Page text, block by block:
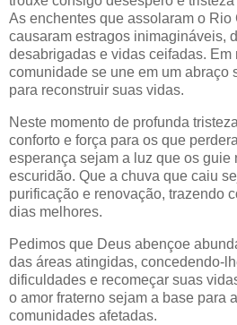
As enchentes que assolaram o Rio
causaram estragos inimagináveis,
desabrigadas e vidas ceifadas. Em
comunidade se une em um abraço
para reconstruir suas vidas.
Neste momento de profunda
conforto e força para os que
esperança sejam a luz que os guie
escuridão. Que a chuva que caiu
purificação e renovação, trazendo
dias melhores.
Pedimos que Deus abençoe
das áreas atingidas, concedendo-
dificuldades e recomeçar suas
o amor fraterno sejam a base para
comunidades afetadas.